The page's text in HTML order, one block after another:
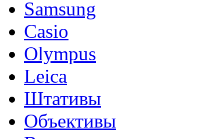
Samsung
Casio
Olympus
Leica
Штативы
Объективы